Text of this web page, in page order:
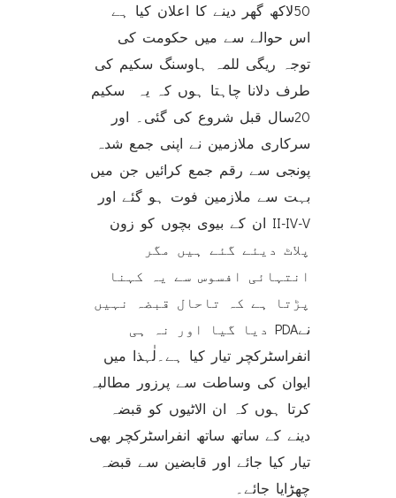
50لاکھ گھر دینے کا اعلان کیا ہے
اس حوالے سے میں حکومت کی
توجہ ریگی للمہ ہاوسنگ سکیم کی
طرف دلانا چاہتا ہوں کہ یہ سکیم
20سال قبل شروع کی گئی۔ اور
سرکاری ملازمین نے اپنی جمع شدہ
پونجی سے رقم جمع کرائیں جن میں
بہت سے ملازمین فوت ہو گئے اور
ان کے بیوی بچوں کو زون II-IV-V
پلاٹ دیئے گئے ہیں مگر
انتہائی افسوس سے یہ کہنا
پڑتا ہے کہ تاحال قبضہ نہیں
دیا گیا اور نہ ہی PDAنے
انفراسٹرکچر تیار کیا ہے۔لٰہذا میں
ایوان کی وساطت سے پرزور مطالبہ
کرتا ہوں کہ ان الاٹیوں کو قبضہ
دینے کے ساتھ ساتھ انفراسٹرکچر بھی
تیار کیا جائے اور قابضین سے قبضہ
چھڑایا جائے۔